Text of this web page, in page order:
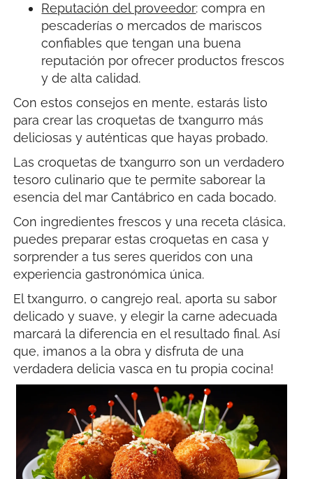
Reputación del proveedor: compra en
pescaderías o mercados de mariscos
confiables que tengan una buena
reputación por ofrecer productos frescos
y de alta calidad.
Con estos consejos en mente, estarás listo
para crear las croquetas de txangurro más
deliciosas y auténticas que hayas probado.
Las croquetas de txangurro son un verdadero
tesoro culinario que te permite saborear la
esencia del mar Cantábrico en cada bocado.
Con ingredientes frescos y una receta clásica,
puedes preparar estas croquetas en casa y
sorprender a tus seres queridos con una
experiencia gastronómica única.
El txangurro, o cangrejo real, aporta su sabor
delicado y suave, y elegir la carne adecuada
marcará la diferencia en el resultado final. Así
que, ¡manos a la obra y disfruta de una
verdadera delicia vasca en tu propia cocina!